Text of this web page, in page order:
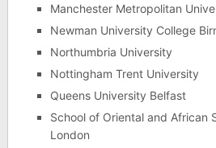
Manchester Metropolitan
Newman University College
Northumbria University
Nottingham Trent University
Queens University Belfast
School of Oriental and African
London